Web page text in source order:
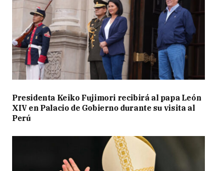
Presidenta Keiko Fujimori recibirá al papa León
XIV en Palacio de Gobierno durante su visita al
Perú